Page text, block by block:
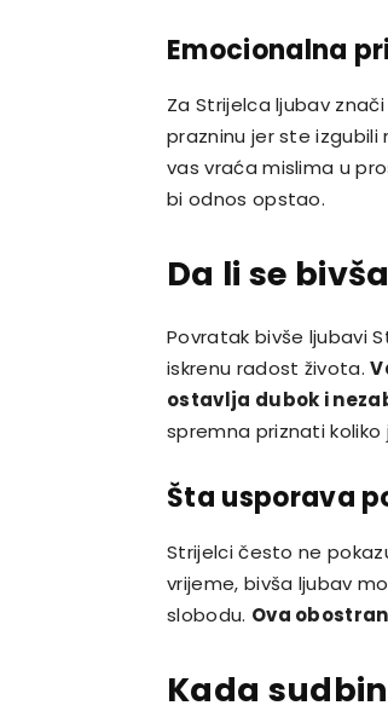
Emocionalna
Za Strijelca ljubav
prazninu jer ste
vas vraća mislima u
bi odnos opstao.
Da li se
Povratak bivše ljubavi
iskrenu radost života.
ostavlja dubok i
spremna priznati
Šta usporava
Strijelci često ne
vrijeme, bivša ljubav
slobodu. Ova
Kada